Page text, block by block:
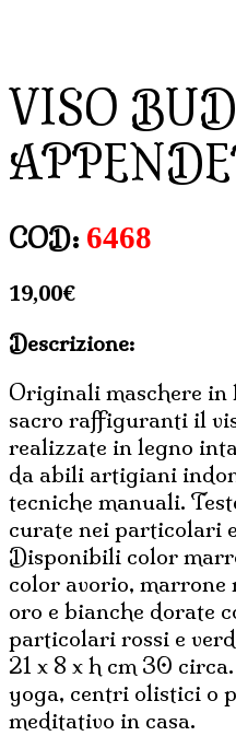
VISO
COD: 6468
19,00€
Descrizione:
Originali maschere in
sacro raffiguranti il
realizzate in legno
da abili artigiani
tecniche manuali.
curate nei particolari
Disponibili color
color avorio,
oro e bianche dorate
particolari rossi e
21 x 8 x h cm 30
yoga, centri olistici o
meditativo in casa.